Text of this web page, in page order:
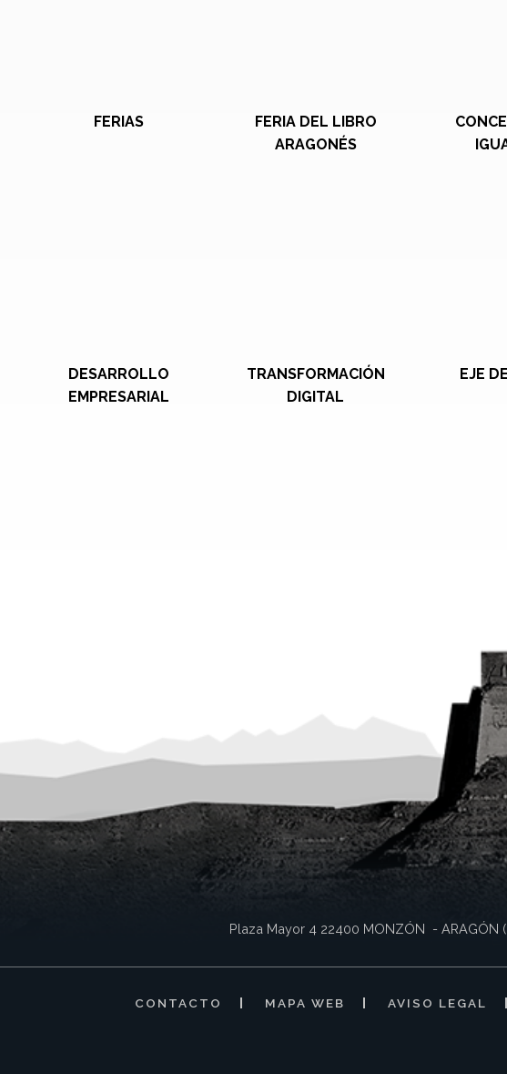
FERIAS
FERIA DEL LIBRO
ARAGONÉS
DESARROLLO
EMPRESARIAL
TRANSFORMACIÓN
DIGITAL
EJE
Plaza Mayor 4 22400 MONZÓN - ARAGÓN
CONTACTO MAPA WEB AVISO LEGAL